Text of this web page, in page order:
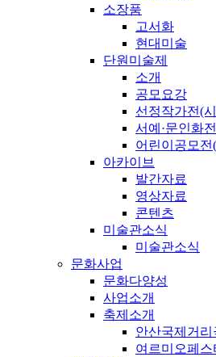
소장품
고서화
현대미술
단원미술제
소개
공모요강
선정작가전(
서예·문인화전
어린이공모전
아카이브
발간자료
영상자료
콘텐츠
미술관소식
미술관소식
문화사업
문화다양성
사업소개
축제소개
안산국제거리
여르미오페스